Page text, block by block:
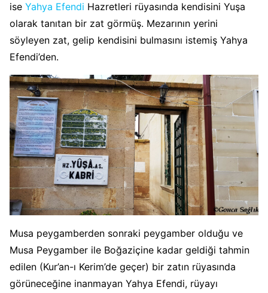
ise Yahya Efendi Hazretleri rüyasında kendisini Yuşa
olarak tanıtan bir zat görmüş. Mezarının yerini
söyleyen zat, gelip kendisini bulmasını istemiş Yahya
Efendi’den.
Musa peygamberden sonraki peygamber olduğu ve
Musa Peygamber ile Boğaziçine kadar geldiği tahmin
edilen (Kur’an-ı Kerim’de geçer) bir zatın rüyasında
görüneceğine inanmayan Yahya Efendi, rüyayı